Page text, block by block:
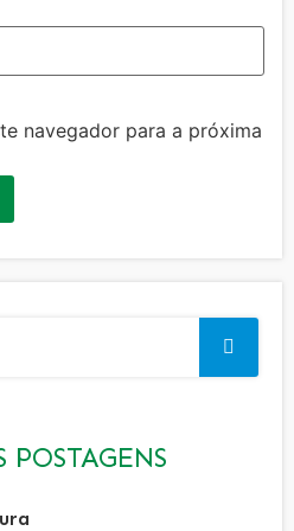
navegador para a próxima
POSTAGENS